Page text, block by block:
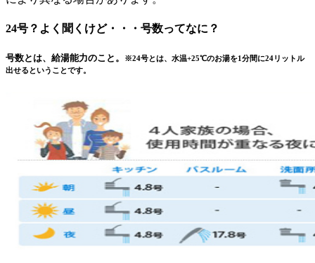
24号？よく聞くけど・・・号数ってなに？
号数とは、給湯能力のこと。
※24号とは、水温+25℃のお湯を1分間に24リットル
出せるということです。